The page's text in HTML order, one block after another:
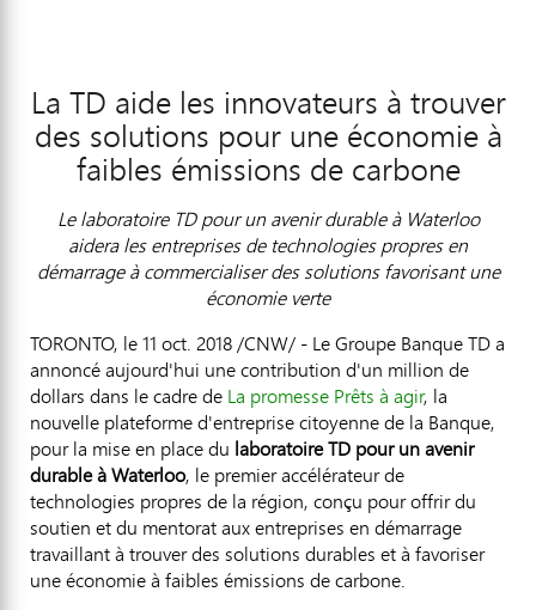
La TD aide les innovateurs à trouver
des solutions pour une économie à
faibles émissions de carbone
Le laboratoire TD pour un avenir durable à Waterloo
aidera les entreprises de technologies propres en
démarrage à commercialiser des solutions favorisant une
économie verte
TORONTO, le 11 oct. 2018 /CNW/ - Le Groupe Banque TDa
annoncé aujourd'hui une contribution d'un million de
dollars dans le cadre de La promesse Prêts à agir, la
nouvelle plateforme d'entreprise citoyenne de la Banque,
pour la mise en place du laboratoire TD pour un avenir
durable à Waterloo, le premier accélérateur de
technologies propres de la région, conçu pour offrir du
soutien et du mentorat aux entreprises en démarrage
travaillant à trouver des solutions durables et à favoriser
une économie à faibles émissions de carbone.